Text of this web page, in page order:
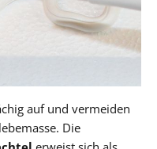
auf und vermeiden
Die